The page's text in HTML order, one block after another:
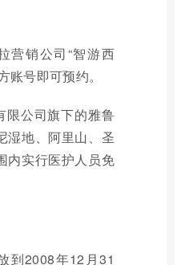
营销公司“智游西
账号即可预约。
限公司旗下的雅鲁
湿地、阿里山、圣
内实行医护人员免
到2008年12月31